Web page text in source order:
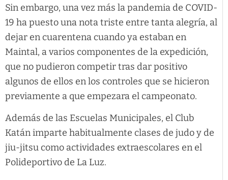
Sin embargo, una vez más la pandemia de COVID-
19 ha puesto una nota triste entre tanta alegría, al
dejar en cuarentena cuando ya estaban en
Maintal, a varios componentes de la expedición,
que no pudieron competir tras dar positivo
algunos de ellos en los controles que se hicieron
previamente a que empezara el campeonato.
Además de las Escuelas Municipales, el Club
Katán imparte habitualmente clases de judo y de
jiu-jitsu como actividades extraescolares en el
Polideportivo de La Luz.